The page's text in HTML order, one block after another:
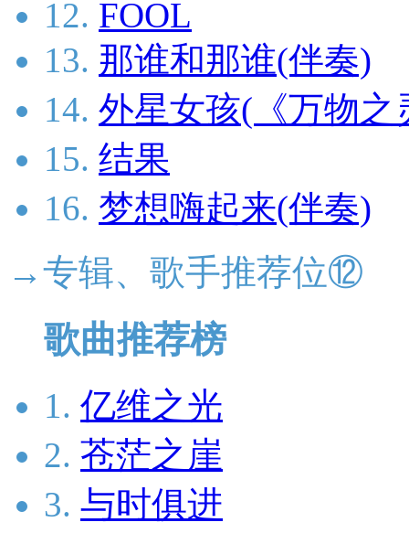
12. FOOL
13. 那谁和那谁(伴奏)
14. 外星女孩(《万物之
15. 结果
16. 梦想嗨起来(伴奏)
→专辑、歌手推荐位⑫
歌曲推荐榜
1. 亿维之光
2. 苍茫之崖
3. 与时俱进